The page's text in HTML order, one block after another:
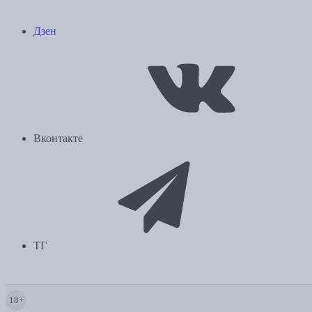
Дзен
Вконтакте
ТГ
18+